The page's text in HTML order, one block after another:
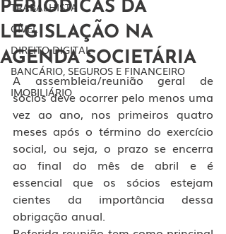
TRABALHISTA
CÍVEL
DIREITO DIGITAL
BANCÁRIO, SEGUROS E FINANCEIRO
IMOBILIÁRIO
PERIÓDICAS DA
LEGISLAÇÃO NA
AGENDA SOCIETÁRIA
A assembleia/reunião geral de
sócios deve ocorrer pelo menos uma
vez ao ano, nos primeiros quatro
meses após o término do exercício
social, ou seja, o prazo se encerra
ao final do mês de abril e é
essencial que os sócios estejam
cientes da importância dessa
obrigação anual.